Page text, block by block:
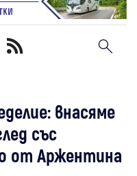
внасяме
със
от Аржентина